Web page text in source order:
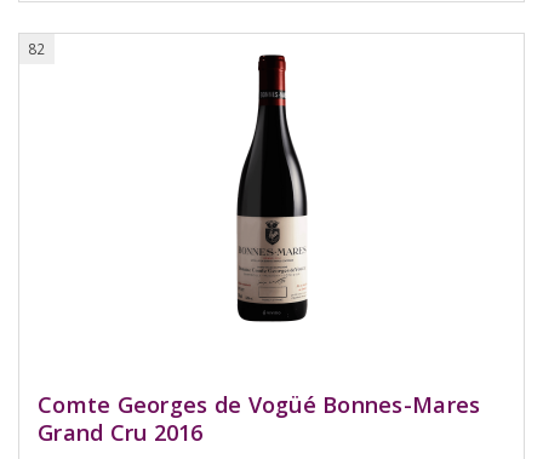
82
Comte Georges de Vogüé Bonnes-Mares
Grand Cru 2016